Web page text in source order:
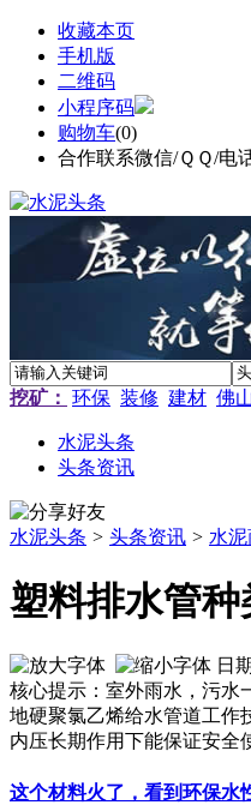
收藏本页
手机版
二维码
小程序码
购物车(0)
合作联系微信/ＱＱ/电
挖矿： 环保 装修 建材 佛
水泥头条
头条资讯
水泥头条 > 头条资讯 > 水
塑料排水管
日
核心提示：室外雨水，污水
地硬聚氯乙烯给水管道工作
内压长期作用下能保证安全
这个材料火了，看到环保水